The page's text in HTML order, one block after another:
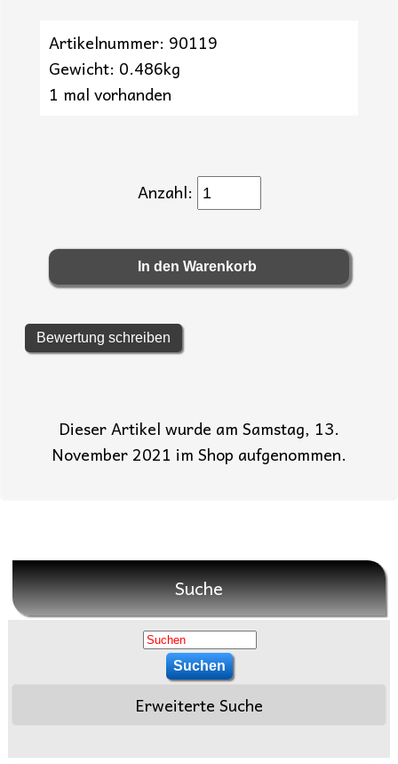
Artikelnummer: 90119
Gewicht: 0.486kg
1 mal vorhanden
Anzahl:
Bewertung schreiben
Dieser Artikel wurde am Samstag, 13.
November 2021 im Shop aufgenommen.
Suche
Erweiterte Suche